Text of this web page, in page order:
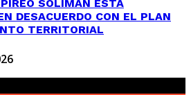
SOLIMÁN ESTÁ
DESACUERDO CON EL PLAN
TERRITORIAL